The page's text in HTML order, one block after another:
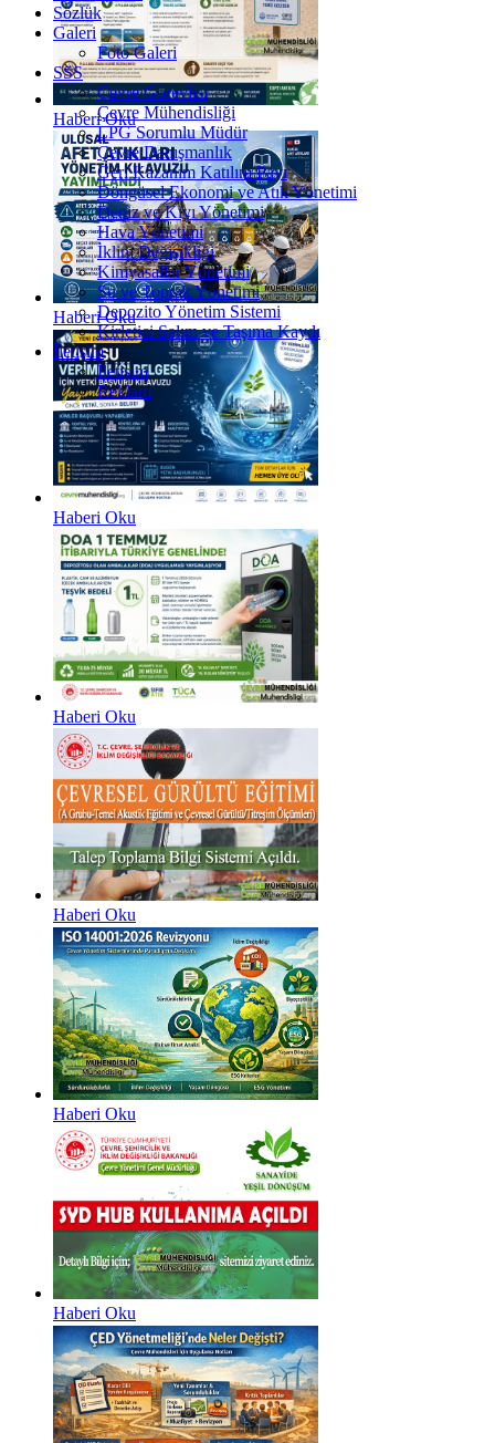
Haberi Oku
Haberi Oku
Haberi Oku
Haberi Oku
Haberi Oku
Haberi Oku
Haberi Oku
Sözlük
Galeri
Foto Galeri
SSS
Çevre Görevlisi
Çevre Mühendisliği
LPG Sorumlu Müdür
Çevre Danışmanlık
Geri Kazanım Katılım Payı
Döngüsel Ekonomi ve Atık Yönetimi
Deniz ve Kıyı Yönetimi
Hava Yönetimi
İklim Değişikliği
Kimyasallar Yönetimi
Su ve Toprak Yönetimi
Depozito Yönetim Sistemi
Kirletici Salım ve Taşıma Kaydı
İletişim
İletişim
Reklam